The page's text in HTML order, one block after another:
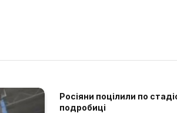
Росіяни поцілили по
подробиці